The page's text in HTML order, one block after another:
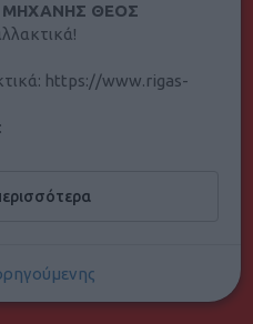
προεπιλογή
ΜΗΧΑΝΗΣ ΘΕΟΣ
https://www.rigas-
Ξυλούρη 48, Ηράκλειο